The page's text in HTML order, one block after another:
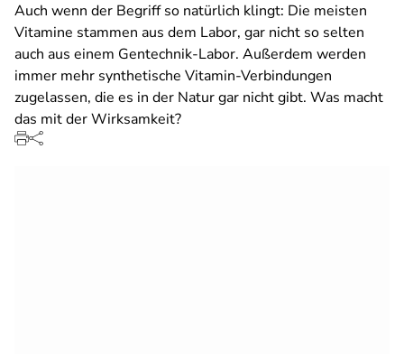
Auch wenn der Begriff so natürlich klingt: Die meisten
Vitamine stammen aus dem Labor, gar nicht so selten
auch aus einem Gentechnik-Labor. Außerdem werden
immer mehr synthetische Vitamin-Verbindungen
zugelassen, die es in der Natur gar nicht gibt. Was macht
das mit der Wirksamkeit?